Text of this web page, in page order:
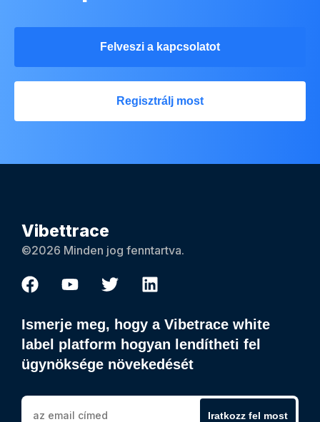
Felveszi a kapcsolatot
Regisztrálj most
Vibettrace
©2026 Minden jog fenntartva.
Ismerje meg, hogy a Vibetrace white
label platform hogyan lendítheti fel
ügynöksége növekedését
Iratkozz fel most